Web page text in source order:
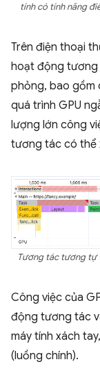
tính có tính năng
Trên điện thoại
hoạt động
phỏng, bao gồm
quá trình GPU
lượng lớn công
tương tác có thể
Tương tác tương tự
Công việc của
động tương tác
máy tính xách
(luồng chính).